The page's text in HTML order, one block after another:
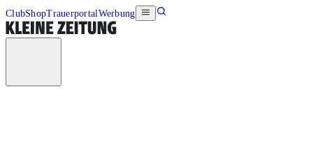
ClubShopTrauerportalWerbung